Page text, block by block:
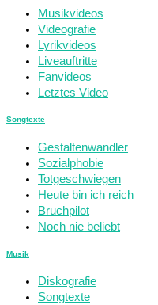
Musikvideos
Videografie
Lyrikvideos
Liveauftritte
Fanvideos
Letztes Video
Songtexte
Gestaltenwandler
Sozialphobie
Totgeschwiegen
Heute bin ich reich
Bruchpilot
Noch nie beliebt
Musik
Diskografie
Songtexte